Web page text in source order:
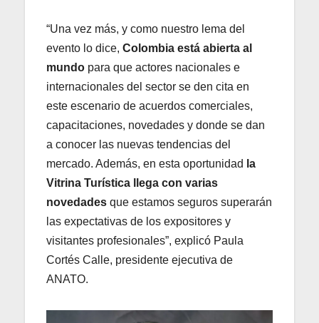
“Una vez más, y como nuestro lema del
evento lo dice, Colombia está abierta al
mundo para que actores nacionales e
internacionales del sector se den cita en
este escenario de acuerdos comerciales,
capacitaciones, novedades y donde se dan
a conocer las nuevas tendencias del
mercado. Además, en esta oportunidad la
Vitrina Turística llega con varias
novedades que estamos seguros superarán
las expectativas de los expositores y
visitantes profesionales”, explicó Paula
Cortés Calle, presidente ejecutiva de
ANATO.